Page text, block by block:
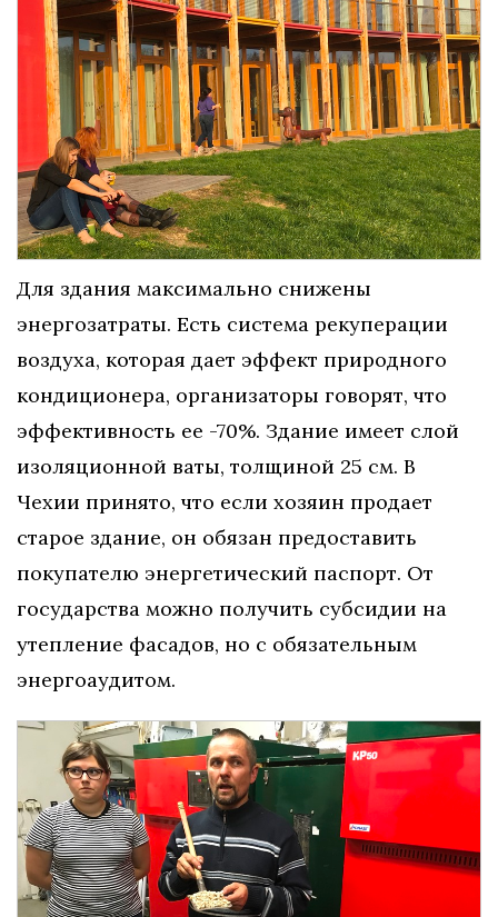
Для здания максимально снижены
энергозатраты. Есть система рекуперации
воздуха, которая дает эффект природного
кондиционера, организаторы говорят, что
эффективность ее -70%. Здание имеет слой
изоляционной ваты, толщиной 25 см. В
Чехии принято, что если хозяин продает
старое здание, он обязан предоставить
покупателю энергетический паспорт. От
государства можно получить субсидии на
утепление фасадов, но с обязательным
энергоаудитом.